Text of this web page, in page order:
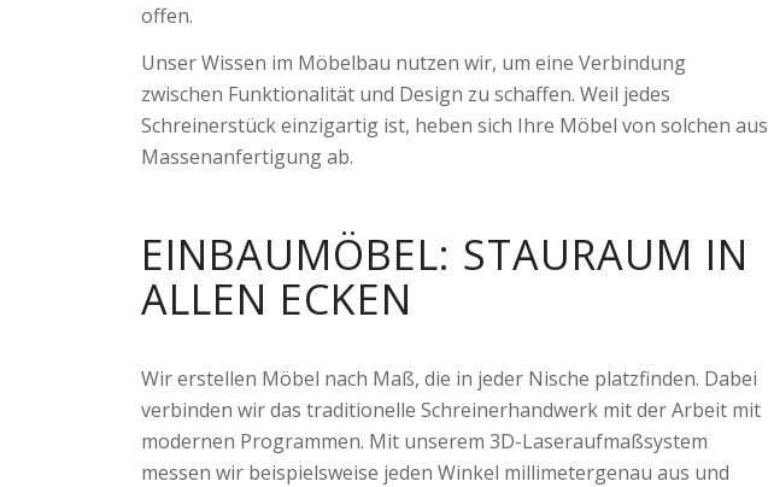
offen.
Unser Wissen im Möbelbau nutzen wir, um eine Verbindung
zwischen Funktionalität und Design zu schaffen. Weil jedes
Schreinerstück einzigartig ist, heben sich Ihre Möbel von solchen aus
Massenanfertigung ab.
EINBAUMÖBEL: STAURAUM IN
ALLEN ECKEN
Wir erstellen Möbel nach Maß, die in jeder Nische platzfinden. Dabei
verbinden wir das traditionelle Schreinerhandwerk mit der Arbeit mit
modernen Programmen. Mit unserem 3D-Laseraufmaßsystem
messen wir beispielsweise jeden Winkel millimetergenau aus und